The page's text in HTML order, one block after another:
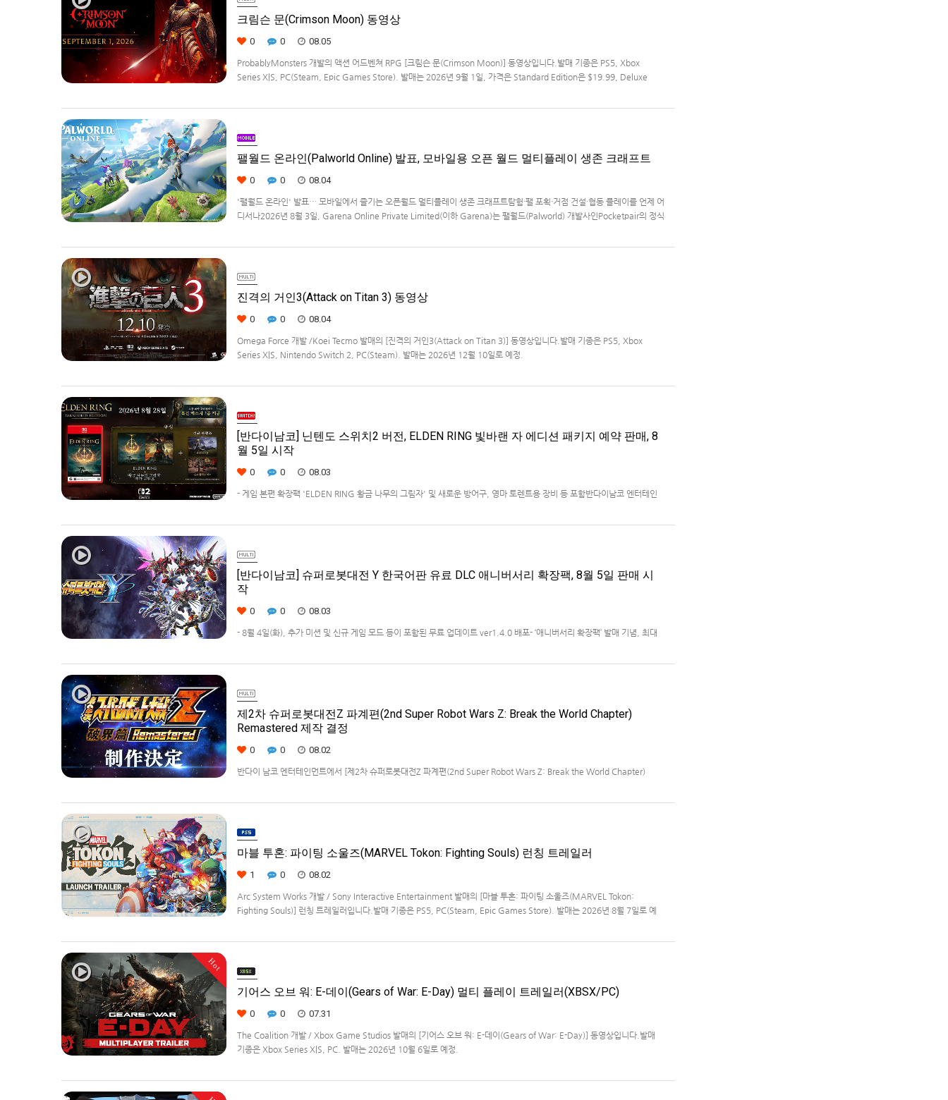
크림슨 문(Crimson Moon) 동영상
0 0 08.05
ProbablyMonsters 개발의 액션 어드벤쳐 RPG [크림슨 문(Crimson Moon)] 동영상입니다.발매 기종은 PS5, Xbox
Series X|S, PC(Steam, Epic Games Store). 발매는 2026년 9월 1일, 가격은 Standard Edition은 $19.99, Deluxe
팰월드 온라인(Palworld Online) 발표, 모바일용 오픈 월드 멀티플레이 생존 크래프트
0 0 08.04
'팰월드 온라인' 발표… 모바일에서 즐기는 오픈월드 멀티플레이 생존 크래프트탐험·팰 포획·거점 건설·협동 플레이를 언제 어
디서나2026년 8월 3일, Garena Online Private Limited(이하 Garena)는 팰월드(Palworld) 개발사인Pocketpair의 정식
진격의 거인3(Attack on Titan 3) 동영상
0 0 08.04
Omega Force 개발 /Koei Tecmo 발매의 [진격의 거인3(Attack on Titan 3)] 동영상입니다.발매 기종은 PS5, Xbox
Series X|S, Nintendo Switch 2, PC(Steam). 발매는 2026년 12월 10일로 예정.
[반다이남코] 닌텐도 스위치2 버전, ELDEN RING 빛바랜 자 에디션 패키지 예약 판매, 8
월 5일 시작
0 0 08.03
- 게임 본편 확장팩 'ELDEN RING 황금 나무의 그림자' 및 새로운 방어구, 영마 토렌트용 장비 등 포함반다이남코 엔터테인
[반다이남코] 슈퍼로봇대전 Y 한국어판 유료 DLC 애니버서리 확장팩, 8월 5일 판매 시
작
0 0 08.03
- 8월 4일(화), 추가 미션 및 신규 게임 모드 등이 포함된 무료 업데이트 ver1.4.0 배포- ‘애니버서리 확장팩’ 발매 기념, 최대
제2차 슈퍼로봇대전Z 파계편(2nd Super Robot Wars Z: Break the World Chapter)
Remastered 제작 결정
0 0 08.02
반다이 남코 엔터테인먼트에서 [제2차 슈퍼로봇대전Z 파계편(2nd Super Robot Wars Z: Break the World Chapter)
마블 투혼: 파이팅 소울즈(MARVEL Tokon: Fighting Souls) 런칭 트레일러
1 0 08.02
Arc System Works 개발 / Sony Interactive Entertainment 발매의 [마블 투혼: 파이팅 소울즈(MARVEL Tokon:
Fighting Souls)] 런칭 트레일러입니다.발매 기종은 PS5, PC(Steam, Epic Games Store). 발매는 2026년 8월 7일로 예
Hot
기어스 오브 워: E-데이(Gears of War: E-Day) 멀티 플레이 트레일러(XBSX/PC)
0 0 07.31
The Coalition 개발 / Xbox Game Studios 발매의 [기어스 오브 워: E-데이(Gears of War: E-Day)] 동영상입니다.발매
기종은 Xbox Series X|S, PC. 발매는 2026년 10월 6일로 예정.